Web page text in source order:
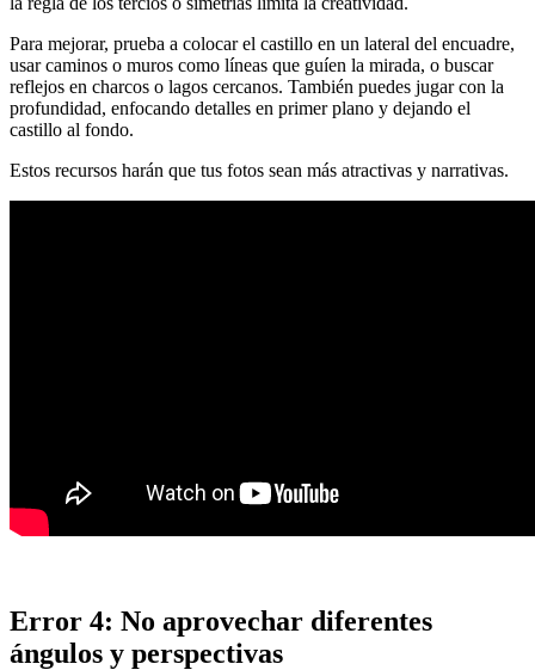
Para mejorar, prueba a colocar el castillo en un lateral del encuadre,
usar caminos o muros como líneas que guíen la mirada, o buscar
reflejos en charcos o lagos cercanos. También puedes jugar con la
profundidad, enfocando detalles en primer plano y dejando el
castillo al fondo.
Estos recursos harán que tus fotos sean más atractivas y narrativas.
Error 4: No aprovechar diferentes
ángulos y perspectivas